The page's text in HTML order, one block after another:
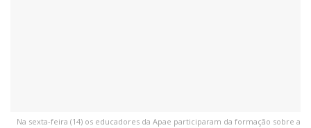
Na sexta-feira (14) os educadores da Apae participaram da formação sobre a